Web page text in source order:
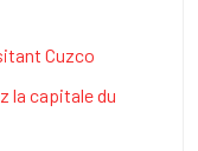
Cuzco
la capitale du